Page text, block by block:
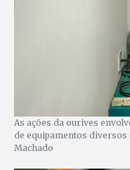
As ações da ourives
de equipamentos
Machado